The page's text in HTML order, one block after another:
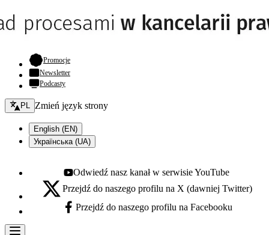
Promocje- otwiera się w nowej karcie
Newsletter
Podcasty
Zmień język - bieżący:
PL Zmień język strony
English (EN)
Українська (UA)
Youtube - otwiera się w nowej karcie
Odwiedź nasz kanał w serwisie YouTube
X - otwiera się w nowej karcie
Przejdź do naszego profilu na X (dawniej Twitter)
Facebook - otwiera się w nowej karcie
Przejdź do naszego profilu na Facebooku